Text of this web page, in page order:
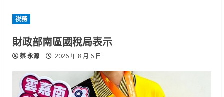
祱務
財政部南區國稅局表示
蔡 永源 2026 年 8 月 6 日